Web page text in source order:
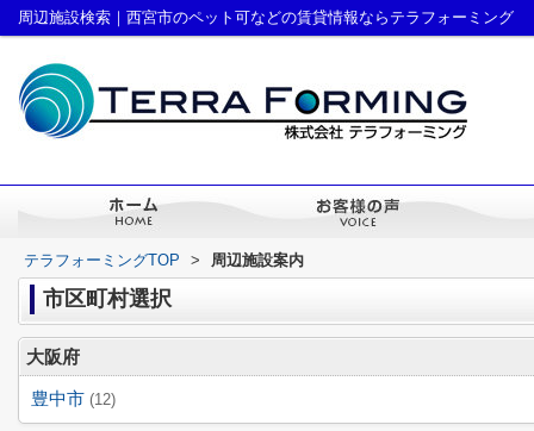
周辺施設検索｜西宮市のペット可などの賃貸情報ならテラフォーミング
テラフォーミングTOP > 周辺施設案内
市区町村選択
大阪府
豊中市 (12)